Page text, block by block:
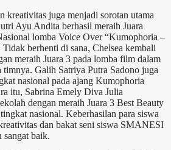
kreativitas juga menjadi sorotan utama
Ayu Andita berhasil meraih Juara
lomba Voice Over “Kumophoria –
berhenti di sana, Chelsea kembali
meraih Juara 3 pada lomba film dalam
timnya. Galih Satriya Putra Sadono juga
nasional pada ajang Kumophoria
itu, Sabrina Emely Diva Julia
dengan meraih Juara 3 Best Beauty
nasional. Keberhasilan para siswa
dan bakat seni siswa SMANESI
sangat baik.